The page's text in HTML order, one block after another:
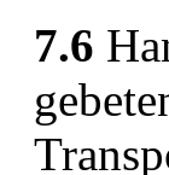
7.6